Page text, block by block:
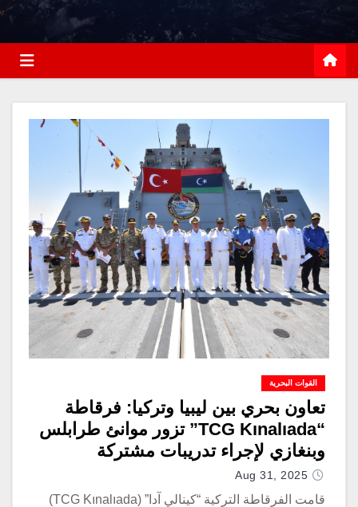
القوات البحرية
تعاون بحري بين ليبيا وتركيا: فرقاطة
“TCG Kınalıada” تزور موانئ طرابلس
وبنغازي لإجراء تدريبات مشتركة
Aug 31, 2025
قامت الفرقاطة التركية “كينالي آدا” (TCG Kınalıada)